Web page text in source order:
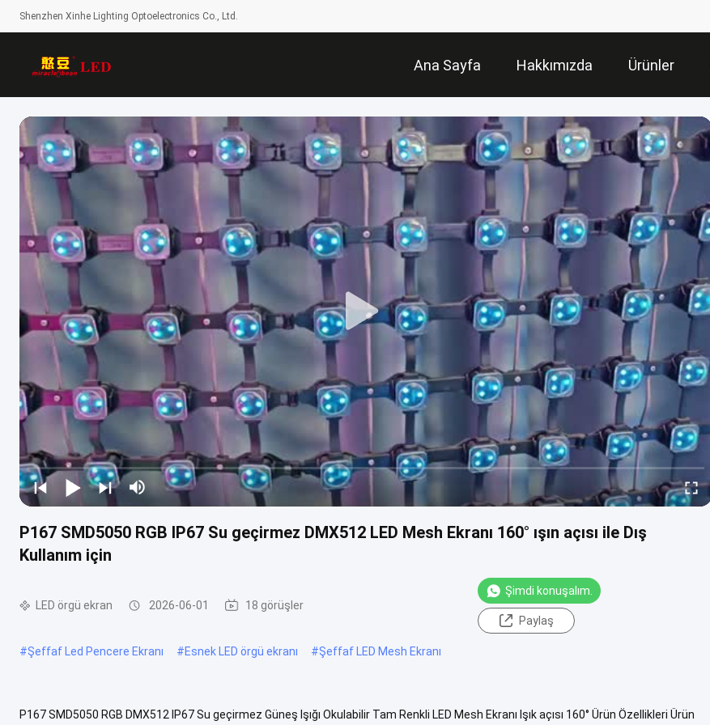
Shenzhen Xinhe Lighting Optoelectronics Co., Ltd.
Ana Sayfa Hakkımızda Ürünler
P167 SMD5050 RGB IP67 Su geçirmez DMX512 LED Mesh Ekranı 160° ışın açısı ile Dış
Kullanım için
LED örgü ekran 2026-06-01 18 görüşler
Şimdi konuşalım.
Paylaş
#Şeffaf Led Pencere Ekranı #Esnek LED örgü ekranı #Şeffaf LED Mesh Ekranı
P167 SMD5050 RGB DMX512 IP67 Su geçirmez Güneş Işığı Okulabilir Tam Renkli LED Mesh Ekranı Işık açısı 160° Ürün Özellikleri Ürün